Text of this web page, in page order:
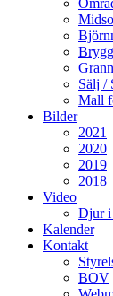
Sälj /
Mall
Bilder
2021
2020
2019
2018
Video
Djur i
Kalender
Kontakt
BOV